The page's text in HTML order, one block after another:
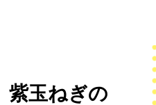
紫玉ねぎの